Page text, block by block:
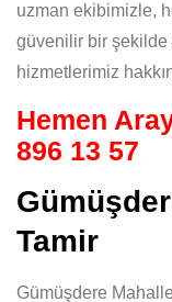
uzman ekibimizle,
güvenilir bir
hizmetlerimiz
Hemen
896 13 57
Tamir
Gümüşdere